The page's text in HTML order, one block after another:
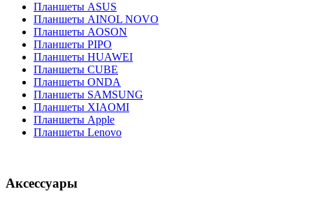
Планшеты ASUS
Планшеты AINOL NOVO
Планшеты AOSON
Планшеты PIPO
Планшеты HUAWEI
Планшеты CUBE
Планшеты ONDA
Планшеты SAMSUNG
Планшеты XIAOMI
Планшеты Apple
Планшеты Lenovo
Аксессуары